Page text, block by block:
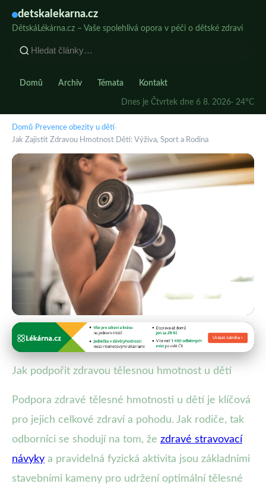
detskalekarna.cz
DětskáLékárna.cz – Vaše spolehlivá opora v péči o dětské zdraví
Domů Archiv Témata Kontakt
Dnes je Čtvrtek dne 6 8. 2026· 24°C
Domů› Prevence obezity u dětí›
Jak Zajistit Zdravou Hmotnost Dětí: Výživa, Sport a Rodina
Prevence obezity u dětí
Jak Zajistit Zdravou Hmotnost
Jak podpořit zdravou tělesnou hmotnost u dětí
Podpora zdravé tělesné hmotnosti u dětí je klíčová
pro jejich celkové zdraví a pohodu. Jak rodiče, tak
odborníci se shodují na tom, že zdravé stravovací
návyky a pravidelná fyzická aktivita jsou základními
stavebními kameny pro udržení optimální tělesné